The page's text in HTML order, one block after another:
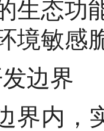
生态功
境敏感
边界
界内，